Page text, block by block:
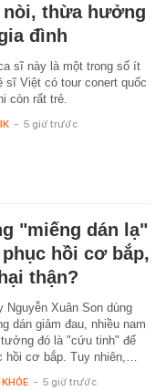
thừa hưởng
đình
sĩ này là một trong số ít
sĩ Việt có tour conert quốc
còn rất trẻ.
- 5 giờ trước
"miếng dán lạ"
hồi cơ bắp,
thận?
Nguyễn Xuân Son dùng
dán giảm đau, nhiều nam
đó là "cứu tinh" để
hồi cơ bắp. Tuy nhiên,…
- 5 giờ trước